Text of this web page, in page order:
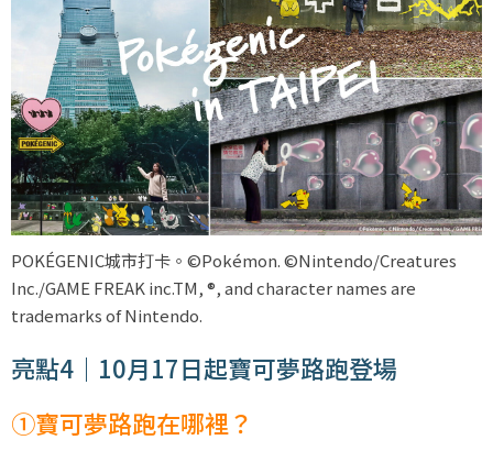
POKÉGENIC城市打卡。©Pokémon. ©Nintendo/Creatures
Inc./GAME FREAK inc.TM, ®, and character names are
trademarks of Nintendo.
亮點4｜10月17日起寶可夢路跑登場
①寶可夢路跑在哪裡？